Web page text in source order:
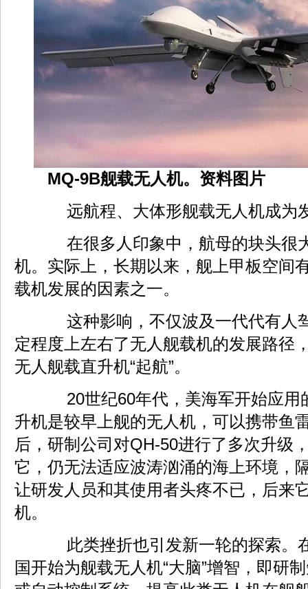
MQ-9B舰载无人机。资料图片
远航程、大体形舰载无人机成为
在很多人印象中，航母的块头很
机。实际上，长期以来，舰上甲板空间
载机发展的因素之一。
这种影响，不仅波及一代代有人
定程度上左右了无人舰载机的发展路径
无人舰载直升机“起航”。
20世纪60年代，美海军开始应用
升机是较早上舰的无人机，可以携带鱼
后，研制公司对QH-50进行了多次升级
它，仍无法适应波涛汹涌的海上环境，
让研发人员和其使用者头疼不已，后来
机。
此类挫折也引发新一轮的探索。
国开始为舰载无人机“大脑”增智，即研